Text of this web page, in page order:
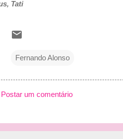
Tati
Fernando Alonso
m
Postar um comentário